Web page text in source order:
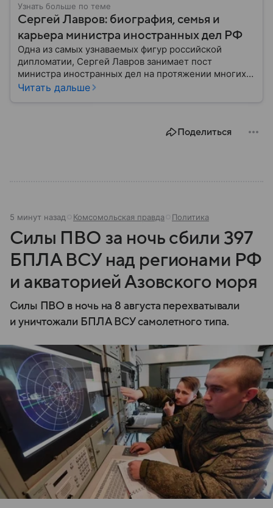
Узнать больше по теме
Сергей Лавров: биография, семья и
карьера министра иностранных дел РФ
Одна из самых узнаваемых фигур российской
дипломатии, Сергей Лавров занимает пост
министра иностранных дел на протяжении многих
лет. Его деятельность охватывает сложные
Читать дальше
Поделиться
5 минут назад Комсомольская правда Политика
Силы ПВО за ночь сбили 397
БПЛА ВСУ над регионами РФ
и акваторией Азовского моря
Силы ПВО в ночь на 8 августа перехватывали
и уничтожали БПЛА ВСУ самолетного типа.